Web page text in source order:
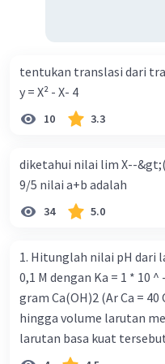
kontraktif dilakukan
pengeluaran pemerintah
transfer (Tr) dan
Menurunkan G,
Meningkatkan G,
Meningkatkan G, menambah
yang dilakukan
Sentral dalam
surat-surat berharga di
wajib minimum (reserved
tingkat bunga tabungan
pinjaman bank sentral kepada
beberapa pernyataan
tentukan translasi dari
y = X² - X- 4
10 3.3
diketahui nilai lim X--
9/5 nilai a+b adalah
34 5.0
1. Hitunglah nilai pH dari
0,1 M dengan Ka = 1 * 10 ^ - 5 : HCI 0,01 M 2. Sebanyak
gram Ca(OH)2 (Ar Ca =
hingga volume larutan
larutan basa kuat